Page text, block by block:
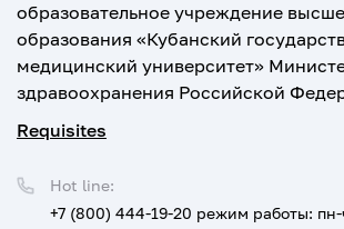
образовательное учреждение
образования «Кубанский
медицинский университет»
здравоохранения Российской
Requisites
Hot line:
+7 (800) 444-19-20 режим работы: пн-